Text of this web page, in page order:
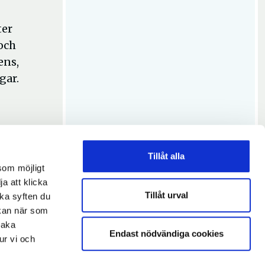
möjligt
att klicka
syften du
när som
vi och
Tillåt alla
Tillåt urval
Endast nödvändiga cookies